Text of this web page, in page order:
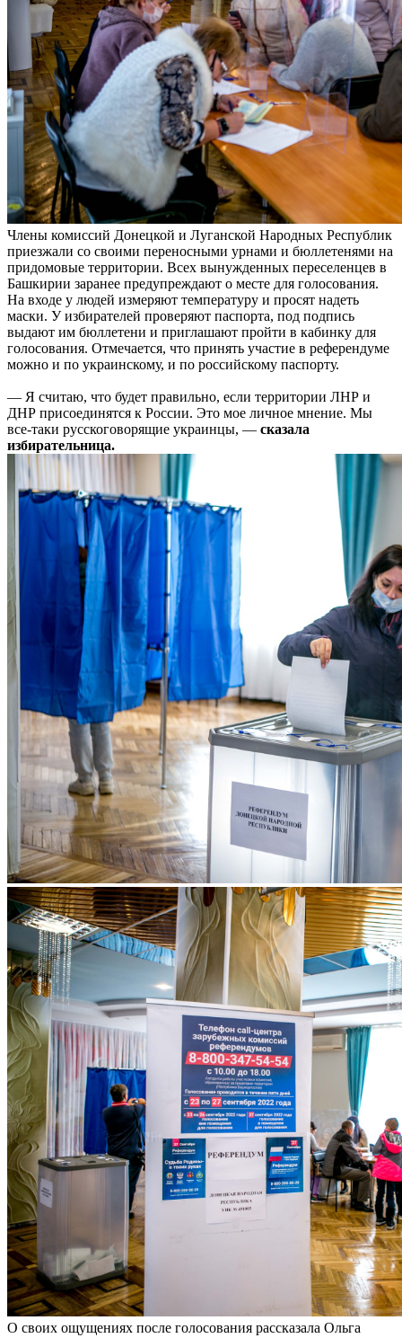
Члены комиссий Донецкой и Луганской Народных Республик
приезжали со своими переносными урнами и бюллетенями на
придомовые территории. Всех вынужденных переселенцев в
Башкирии заранее предупреждают о месте для голосования.
На входе у людей измеряют температуру и просят надеть
маски. У избирателей проверяют паспорта, под подпись
выдают им бюллетени и приглашают пройти в кабинку для
голосования. Отмечается, что принять участие в референдуме
можно и по украинскому, и по российскому паспорту.
— Я считаю, что будет правильно, если территории ЛНР и
ДНР присоединятся к России. Это мое личное мнение. Мы
все-таки русскоговорящие украинцы, — сказала
избирательница.
О своих ощущениях после голосования рассказала Ольга